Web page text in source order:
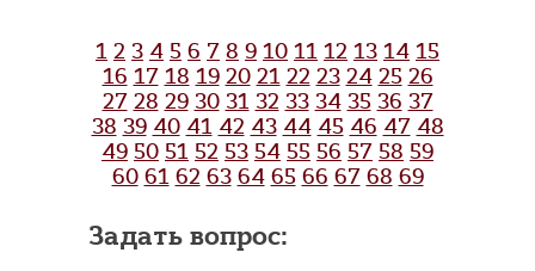
1 2 3 4 5 6 7 8 9 10 11 12 13 14 15
16 17 18 19 20 21 22 23 24 25 26
27 28 29 30 31 32 33 34 35 36 37
38 39 40 41 42 43 44 45 46 47 48
49 50 51 52 53 54 55 56 57 58 59
60 61 62 63 64 65 66 67 68 69
Задать вопрос: